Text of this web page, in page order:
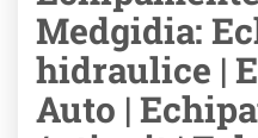
Medgidia:
hidraulice |
Auto |